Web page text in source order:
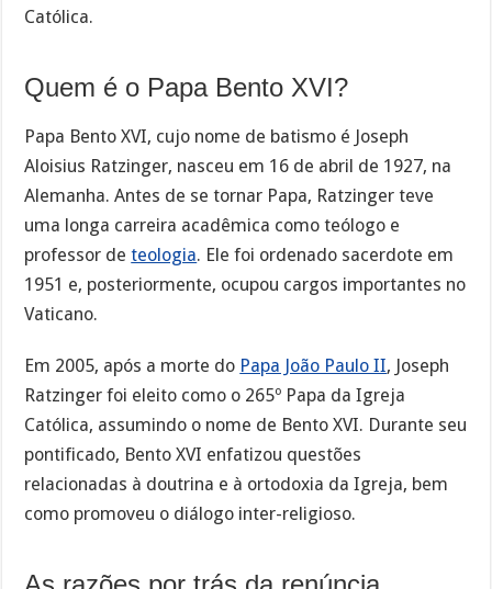
Católica.
Quem é o Papa Bento XVI?
Papa Bento XVI, cujo nome de batismo é Joseph
Aloisius Ratzinger, nasceu em 16 de abril de 1927, na
Alemanha. Antes de se tornar Papa, Ratzinger teve
uma longa carreira acadêmica como teólogo e
professor deteologia. Ele foi ordenado sacerdote em
1951 e, posteriormente, ocupou cargos importantes no
Vaticano.
Em 2005, após a morte do Papa João Paulo II, Joseph
Ratzinger foi eleito como o 265º Papa da Igreja
Católica, assumindo o nome de Bento XVI. Durante seu
pontificado, Bento XVI enfatizou questões
relacionadas à doutrina e à ortodoxia da Igreja, bem
como promoveu o diálogo inter-religioso.